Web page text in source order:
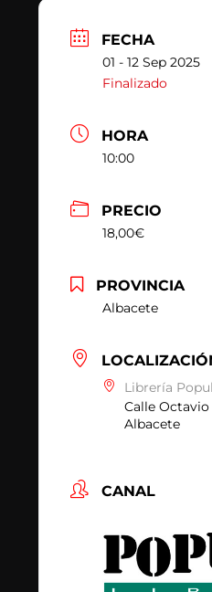
FECHA
01 - 12 Sep 2025
Finalizado
HORA
10:00
PRECIO
18,00€
PROVINCIA
Albacete
Librería
Calle Octavio
Albacete
CANAL